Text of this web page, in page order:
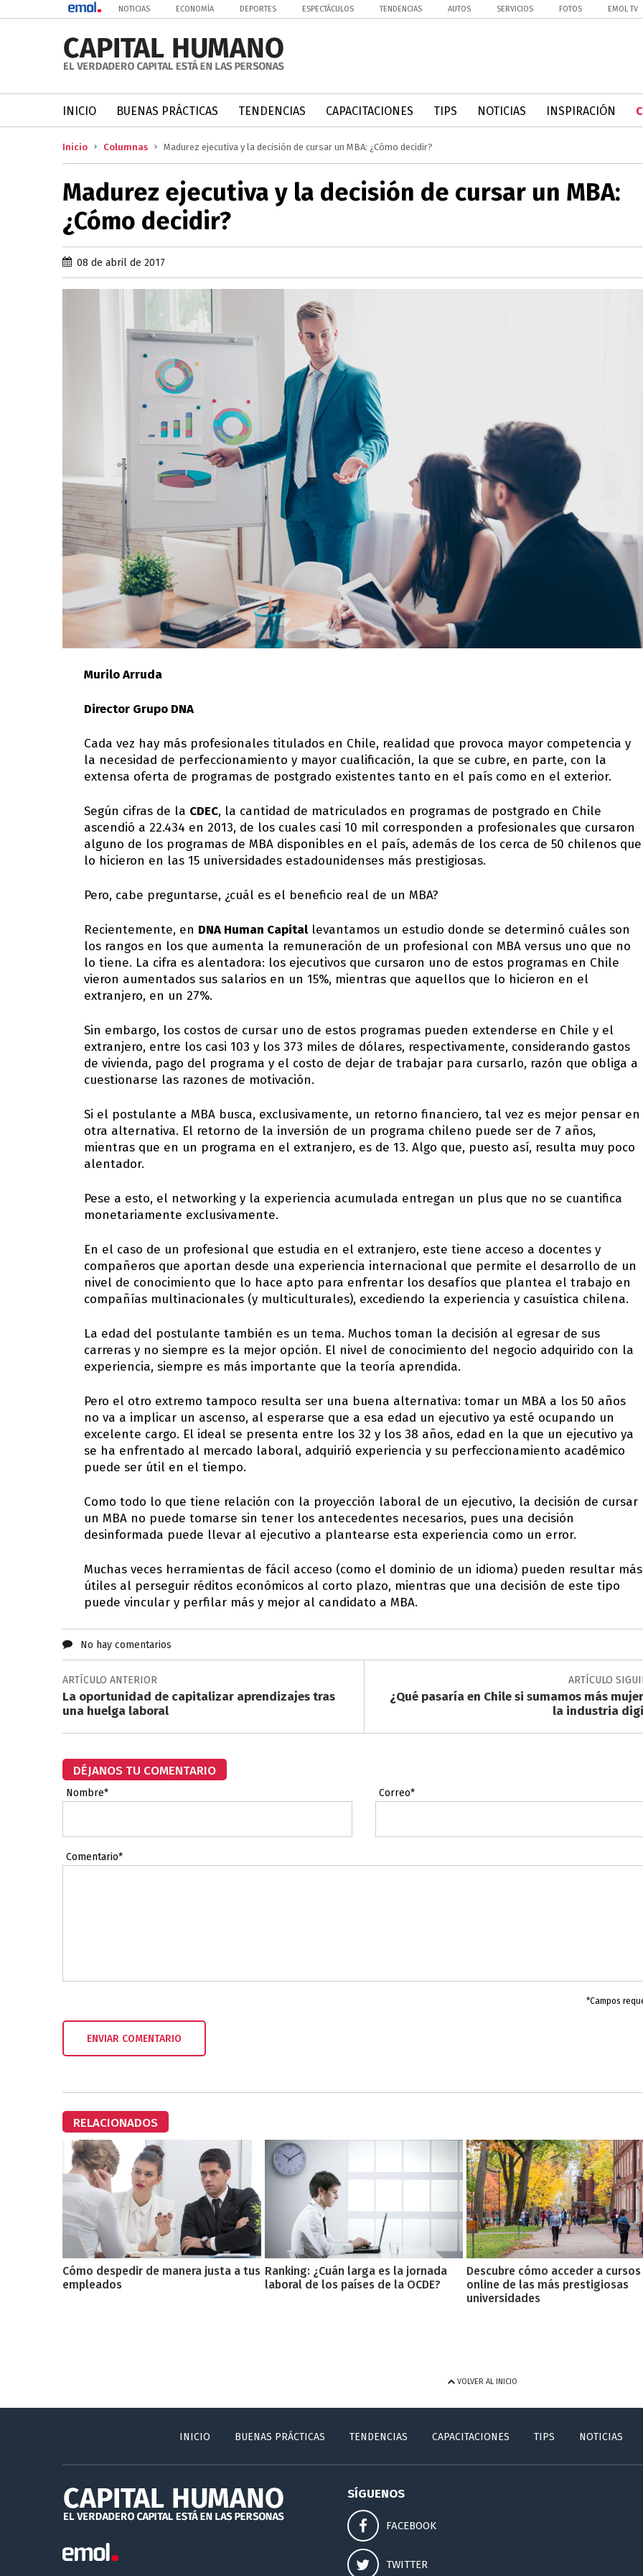
NOTICIAS ECONOMÍA DEPORTES ESPECTÁCULOS TENDENCIAS AUTOS SERVICIOS FOTOS EMOL TV
INICIO BUENAS PRÁCTICAS TENDENCIAS CAPACITACIONES TIPS NOTICIAS INSPIRACIÓN
Inicio Columnas Madurez ejecutiva y la decisión de cursar un MBA: ¿Cómo decidir?
Madurez ejecutiva y la decisión de cursar un MBA:
¿Cómo decidir?
08 de abril de 2017
Murilo Arruda
Director Grupo DNA
Cada vez hay más profesionales titulados en Chile, realidad que provoca mayor competencia y
la necesidad de perfeccionamiento y mayor cualificación, la que se cubre, en parte, con la
extensa oferta de programas de postgrado existentes tanto en el país como en el exterior.
Según cifras de la CDEC, la cantidad de matriculados en programas de postgrado en Chile
ascendió a 22.434 en 2013, de los cuales casi 10 mil corresponden a profesionales que cursaron
alguno de los programas de MBA disponibles en el país, además de los cerca de 50 chilenos que
lo hicieron en las 15 universidades estadounidenses más prestigiosas.
Pero, cabe preguntarse, ¿cuál es el beneficio real de un MBA?
Recientemente, en DNA Human Capital levantamos un estudio donde se determinó cuáles son
los rangos en los que aumenta la remuneración de un profesional con MBA versus uno que no
lo tiene. La cifra es alentadora: los ejecutivos que cursaron uno de estos programas en Chile
vieron aumentados sus salarios en un 15%, mientras que aquellos que lo hicieron en el
extranjero, en un 27%.
Sin embargo, los costos de cursar uno de estos programas pueden extenderse en Chile y el
extranjero, entre los casi 103 y los 373 miles de dólares, respectivamente, considerando gastos
de vivienda, pago del programa y el costo de dejar de trabajar para cursarlo, razón que obliga a
cuestionarse las razones de motivación.
Si el postulante a MBA busca, exclusivamente, un retorno financiero, tal vez es mejor pensar en
otra alternativa. El retorno de la inversión de un programa chileno puede ser de 7 años,
mientras que en un programa en el extranjero, es de 13. Algo que, puesto así, resulta muy poco
alentador.
Pese a esto, el networking y la experiencia acumulada entregan un plus que no se cuantifica
monetariamente exclusivamente.
En el caso de un profesional que estudia en el extranjero, este tiene acceso a docentes y
compañeros que aportan desde una experiencia internacional que permite el desarrollo de un
nivel de conocimiento que lo hace apto para enfrentar los desafíos que plantea el trabajo en
compañías multinacionales (y multiculturales), excediendo la experiencia y casuística chilena.
La edad del postulante también es un tema. Muchos toman la decisión al egresar de sus
carreras y no siempre es la mejor opción. El nivel de conocimiento del negocio adquirido con la
experiencia, siempre es más importante que la teoría aprendida.
Pero el otro extremo tampoco resulta ser una buena alternativa: tomar un MBA a los 50 años
no va a implicar un ascenso, al esperarse que a esa edad un ejecutivo ya esté ocupando un
excelente cargo. El ideal se presenta entre los 32 y los 38 años, edad en la que un ejecutivo ya
se ha enfrentado al mercado laboral, adquirió experiencia y su perfeccionamiento académico
puede ser útil en el tiempo.
Como todo lo que tiene relación con la proyección laboral de un ejecutivo, la decisión de cursar
un MBA no puede tomarse sin tener los antecedentes necesarios, pues una decisión
desinformada puede llevar al ejecutivo a plantearse esta experiencia como un error.
Muchas veces herramientas de fácil acceso (como el dominio de un idioma) pueden resultar más
útiles al perseguir réditos económicos al corto plazo, mientras que una decisión de este tipo
puede vincular y perfilar más y mejor al candidato a MBA.
No hay comentarios
ARTÍCULO ANTERIOR
La oportunidad de capitalizar aprendizajes tras
una huelga laboral
ARTÍCULO
¿Qué pasaría en Chile si sumamos más
la industria
DÉJANOS TU COMENTARIO
Nombre* Correo*
Comentario*
*Campos
RELACIONADOS
Cómo despedir de manera justa a tus
empleados
Ranking: ¿Cuán larga es la jornada
laboral de los países de la OCDE?
Descubre cómo acceder a cursos
online de las más prestigiosas
universidades
VOLVER AL INICIO
INICIO BUENAS PRÁCTICAS TENDENCIAS CAPACITACIONES TIPS NOTICIAS
SÍGUENOS
FACEBOOK
TWITTER